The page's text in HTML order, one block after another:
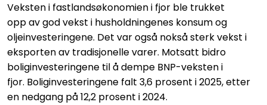
Veksten i fastlandsøkonomien i fjor ble trukket
opp av god vekst i husholdningenes konsum og
oljeinvesteringene. Det var også nokså sterk vekst i
eksporten av tradisjonelle varer. Motsatt bidro
boliginvesteringene til å dempe BNP-veksten i
fjor. Boliginvesteringene falt 3,6 prosent i 2025, etter
en nedgang på 12,2 prosent i 2024.